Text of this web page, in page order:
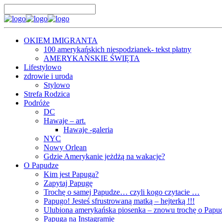
OKIEM IMIGRANTA
100 amerykańskich niespodzianek- tekst płatny
AMERYKAŃSKIE ŚWIĘTA
Lifestylowo
zdrowie i uroda
Stylowo
Strefa Rodzica
Podróże
DC
Hawaje – art.
Hawaje -galeria
NYC
Nowy Orlean
Gdzie Amerykanie jeżdżą na wakacje?
O Papudze
Kim jest Papuga?
Zapytaj Papugę
Trochę o samej Papudze… czyli kogo czytacie …
Papugo! Jesteś sfrustrowaną matką – hejterką !!!
Ulubiona amerykańska piosenka – znowu trochę o
Papuga na Instagramie